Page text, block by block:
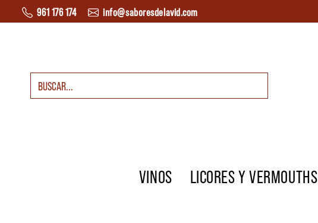
Saltar al contenido
961 176 174 info@saboresdelavid.com
Buscar:
VINOS LICORES Y VERMOUTHS